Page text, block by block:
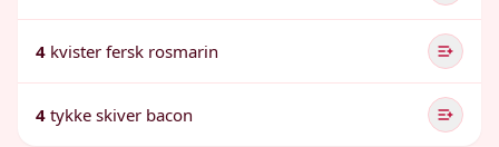
4 kvister fersk rosmarin
4 tykke skiver bacon